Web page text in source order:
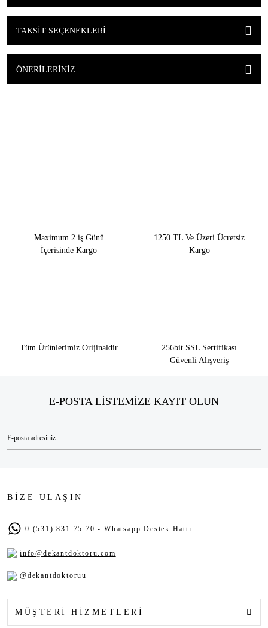
TAKSIT SEÇENEKLERI
ÖNERILERINIZ
Maximum 2 iş Günü
İçerisinde Kargo
1250 TL Ve Üzeri Ücretsiz
Kargo
Tüm Ürünlerimiz Orijinaldir
256bit SSL Sertifikası
Güvenli Alışveriş
E-POSTA LİSTEMİZE KAYIT OLUN
BİZE ULAŞIN
0 (531) 831 75 70 - Whatsapp Destek Hattı
info@dekantdoktoru.com
@dekantdoktoruu
MÜŞTERİ HİZMETLERİ